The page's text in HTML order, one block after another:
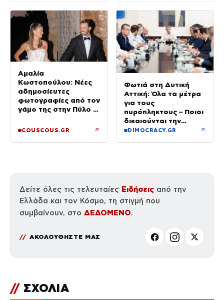
Αμαλία
Κωστοπούλου: Νέες
αδημοσίευτες
φωτογραφίες από τον
γάμο της στην Πύλο –
ανατείλει ο ήλιος
COUSCOUS.GR ↗
Φωτιά στη Δυτική
Αττική: Όλα τα μέτρα
για τους
πυρόπληκτους – Ποιοι
δικαιούνται την
προσωρινή οικονομική
DIMOCRACY.GR ↗
Δείτε όλες τις τελευταίες Ειδήσεις από την
Ελλάδα και τον Κόσμο, τη στιγμή που
συμβαίνουν, στο ΔΕΔΟΜΕΝΟ.
ΑΚΟΛΟΥΘΗΣΤΕ ΜΑΣ
// ΣΧΟΛΙΑ